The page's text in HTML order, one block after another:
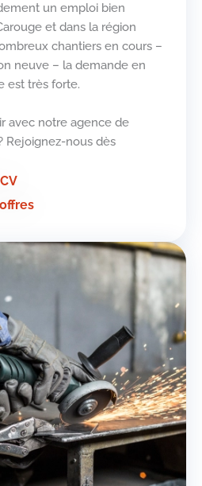
un emploi bien
et dans la région
chantiers en cours –
neuve – la demande en
est très forte.
avec notre agence de
Rejoignez-nous dès